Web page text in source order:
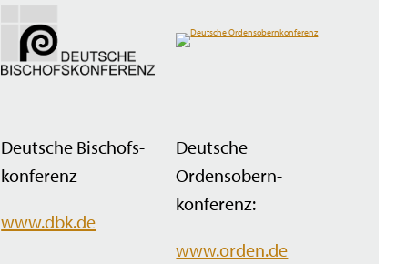
Deutsche Bischofs­
konferenz
www.dbk.de
Deutsche
Ordensobern­
konferenz:
www.orden.de